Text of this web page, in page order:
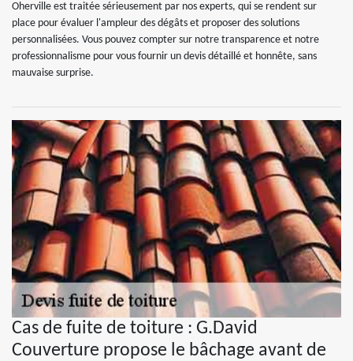
Oherville est traitée sérieusement par nos experts, qui se rendent sur
place pour évaluer l'ampleur des dégâts et proposer des solutions
personnalisées. Vous pouvez compter sur notre transparence et notre
professionnalisme pour vous fournir un devis détaillé et honnête, sans
mauvaise surprise.
Cas de fuite de toiture : G.David
Couverture propose le bâchage avant de